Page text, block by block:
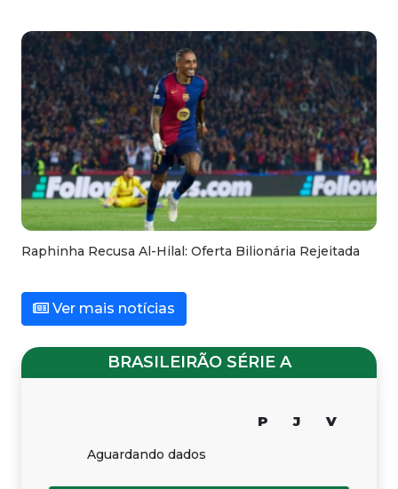
Raphinha Recusa Al-Hilal: Oferta Bilionária Rejeitada
Ver mais notícias
BRASILEIRÃO SÉRIE A
P J V
Aguardando dados